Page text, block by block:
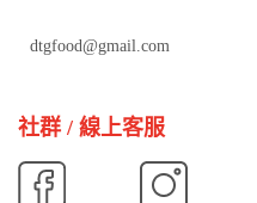
dtgfood@gmail.com
社群 / 線上客服